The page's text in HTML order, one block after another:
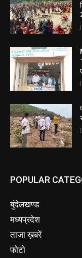
POPULAR
बुंदेलखण्ड
मध्यप्रदेश
ताजा ख़बरें
फोटो